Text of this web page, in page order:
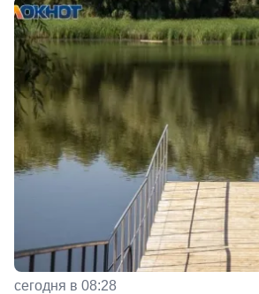
сегодня в 08:28